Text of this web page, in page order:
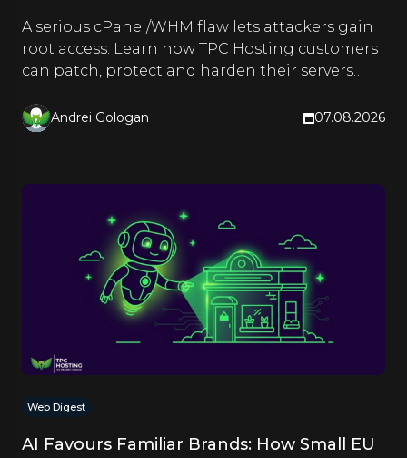
A serious cPanel/WHM flaw lets attackers gain
root access. Learn how TPC Hosting customers
can patch, protect and harden their servers
Andrei Gologan 07.08.2026
Web Digest
AI Favours Familiar Brands: How Small EU